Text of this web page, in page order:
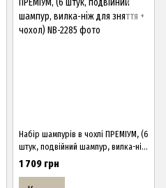
Набір шампурів в чохлі ПРЕМІУМ, (6
штук, подвійний шампур, вилка-ніж
для зняття + чохол)
1 709 грн